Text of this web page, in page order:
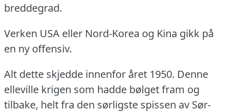
breddegrad.
Verken USA eller Nord-Korea og Kina gikk på
en ny offensiv.
Alt dette skjedde innenfor året 1950. Denne
elleville krigen som hadde bølget fram og
tilbake, helt fra den sørligste spissen av Sør-